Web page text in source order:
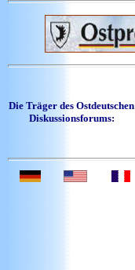
Die Träger des Ostdeutschen
Diskussionsforums: